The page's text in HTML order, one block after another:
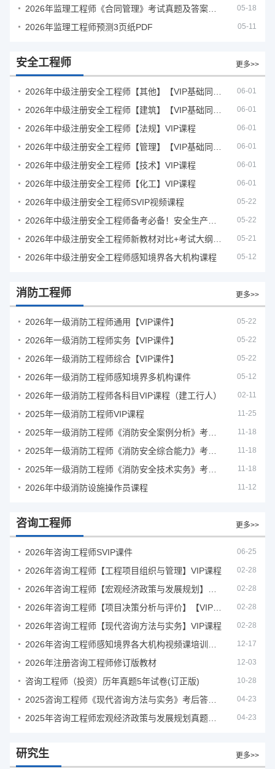
05-18
2026年监理工程师预测3页纸PDF 05-11
安全工程师 更多>>
06-01
06-01
2026年中级注册安全工程师【法规】VIP课程 06-01
06-01
2026年中级注册安全工程师【技术】VIP课程 06-01
2026年中级注册安全工程师【化工】VIP课程 06-01
2026年中级注册安全工程师SVIP视频课程 05-22
05-22
05-21
2026年中级注册安全工程师感知境界各大机构课程 05-12
消防工程师 更多>>
2026年一级消防工程师通用【VIP课件】 05-22
2026年一级消防工程师实务【VIP课件】 05-22
2026年一级消防工程师综合【VIP课件】 05-22
2026年一级消防工程师感知境界多机构课件 05-12
2026年一级消防工程师各科目VIP课程（建工行人） 02-11
2025年一级消防工程师VIP课程 11-25
11-18
11-18
11-18
2026年中级消防设施操作员课程 11-12
咨询工程师 更多>>
2026年咨询工程师SVIP课件 06-25
2026年咨询工程师【工程项目组织与管理】VIP课程 02-28
02-28
02-28
2026年咨询工程师【现代咨询方法与实务】VIP课程 02-28
12-17
2026年注册咨询工程师修订版教材 12-03
咨询工程师（投资）历年真题5年试卷(订正版) 10-28
04-23
04-23
研究生 更多>>